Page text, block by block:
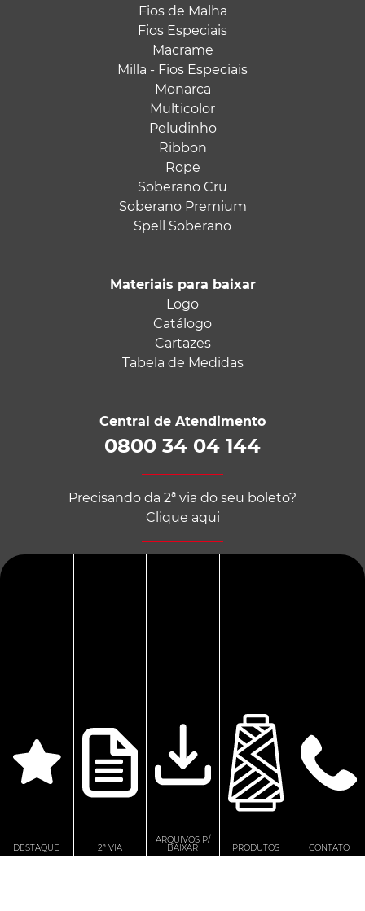
DESTAQUE 2ª VIA
ARQUIVOS P/
BAIXAR PRODUTOS CONTATO
Fios de Malha
Fios Especiais
Macrame
Milla - Fios Especiais
Monarca
Multicolor
Peludinho
Ribbon
Rope
Soberano Cru
Soberano Premium
Spell Soberano
Materiais para baixar
Logo
Catálogo
Cartazes
Tabela de Medidas
Central de Atendimento
0800 34 04 144
Precisando da 2ª via do seu boleto?
Clique aqui
2021. Desenvolvido por Inova House